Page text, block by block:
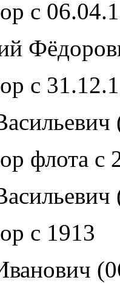
с
с
флота с
с 1913